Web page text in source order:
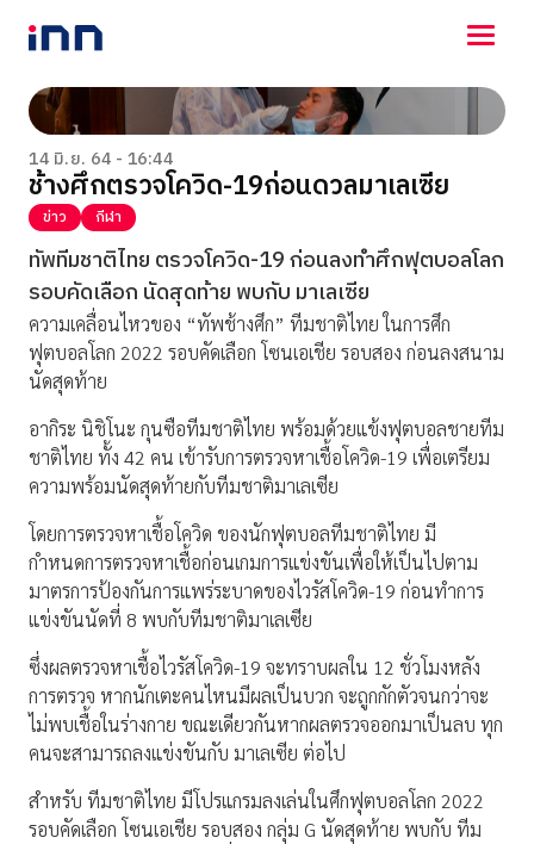
NEWS
ENTERTAINMENT
LIFESTYLE
HOROSCOPE
LOTTERY
VIDEO
ร่วมด้วยช่วยกัน
14 มิ.ย. 64 - 16:44
ช้างศึกตรวจโควิด-19ก่อนดวลมาเลเซีย
ข่าว กีฬา
ทัพทีมชาติไทย ตรวจโควิด-19 ก่อนลงทำศึกฟุตบอลโลก
รอบคัดเลือก นัดสุดท้าย พบกับ มาเลเซีย
ความเคลื่อนไหวของ “ทัพช้างศึก” ทีมชาติไทย ในการศึก
ฟุตบอลโลก 2022 รอบคัดเลือก โซนเอเชีย รอบสอง ก่อนลงสนาม
นัดสุดท้าย
อากิระ นิชิโนะ กุนซือทีมชาติไทย พร้อมด้วยแข้งฟุตบอลชายทีม
ชาติไทย ทั้ง 42 คน เข้ารับการตรวจหาเชื้อโควิด-19 เพื่อเตรียม
ความพร้อมนัดสุดท้ายกับทีมชาติมาเลเซีย
โดยการตรวจหาเชื้อโควิด ของนักฟุตบอลทีมชาติไทย มี
กำหนดการตรวจหาเชื้อก่อนเกมการแข่งขันเพื่อให้เป็นไปตาม
มาตรการป้องกันการแพร่ระบาดของไวรัสโควิด-19 ก่อนทำการ
แข่งขันนัดที่ 8 พบกับทีมชาติมาเลเซีย
ซึ่งผลตรวจหาเชื้อไวรัสโควิด-19 จะทราบผลใน 12 ชั่วโมงหลัง
การตรวจ หากนักเตะคนไหนมีผลเป็นบวก จะถูกกักตัวจนกว่าจะ
ไม่พบเชื้อในร่างกาย ขณะเดียวกันหากผลตรวจออกมาเป็นลบ ทุก
คนจะสามารถลงแข่งขันกับ มาเลเซีย ต่อไป
สำหรับ ทีมชาติไทย มีโปรแกรมลงเล่นในศึกฟุตบอลโลก 2022
รอบคัดเลือก โซนเอเชีย รอบสอง กลุ่ม G นัดสุดท้าย พบกับ ทีม